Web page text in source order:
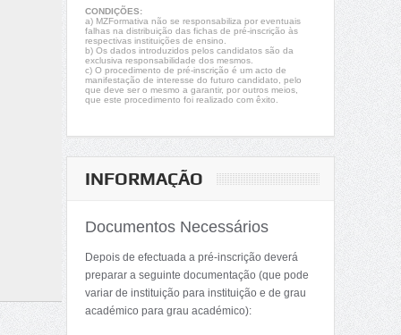
CONDIÇÕES:
a) MZFormativa não se responsabiliza por eventuais
falhas na distribuição das fichas de pré-inscrição às
respectivas instituições de ensino.
b) Os dados introduzidos pelos candidatos são da
exclusiva responsabilidade dos mesmos.
c) O procedimento de pré-inscrição é um acto de
manifestação de interesse do futuro candidato, pelo
que deve ser o mesmo a garantir, por outros meios,
que este procedimento foi realizado com êxito.
INFORMAÇÃO
Documentos Necessários
Depois de efectuada a pré-inscrição deverá
preparar a seguinte documentação (que pode
variar de instituição para instituição e de grau
académico para grau académico):